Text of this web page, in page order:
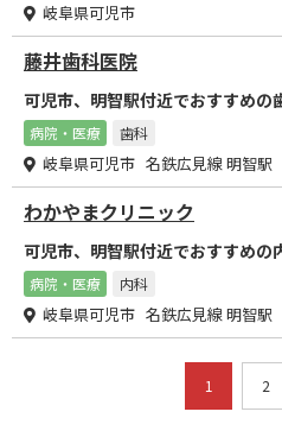
岐阜県可児市
藤井歯科医院
可児市、明智駅付近でおすすめの
病院・医療 歯科
岐阜県可児市 名鉄広見線 明智駅
わかやまクリニック
可児市、明智駅付近でおすすめの
病院・医療 内科
岐阜県可児市 名鉄広見線 明智駅
1 2